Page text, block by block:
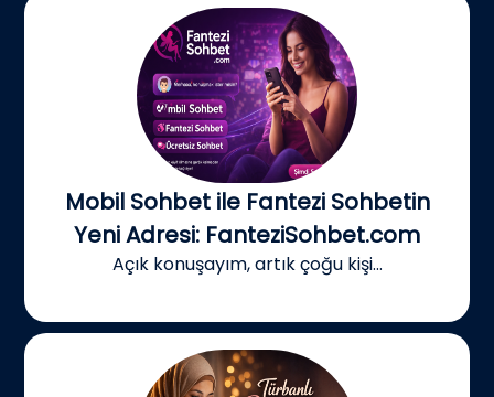
Mobil Sohbet ile Fantezi Sohbetin
Yeni Adresi: FanteziSohbet.com
Açık konuşayım, artık çoğu kişi...